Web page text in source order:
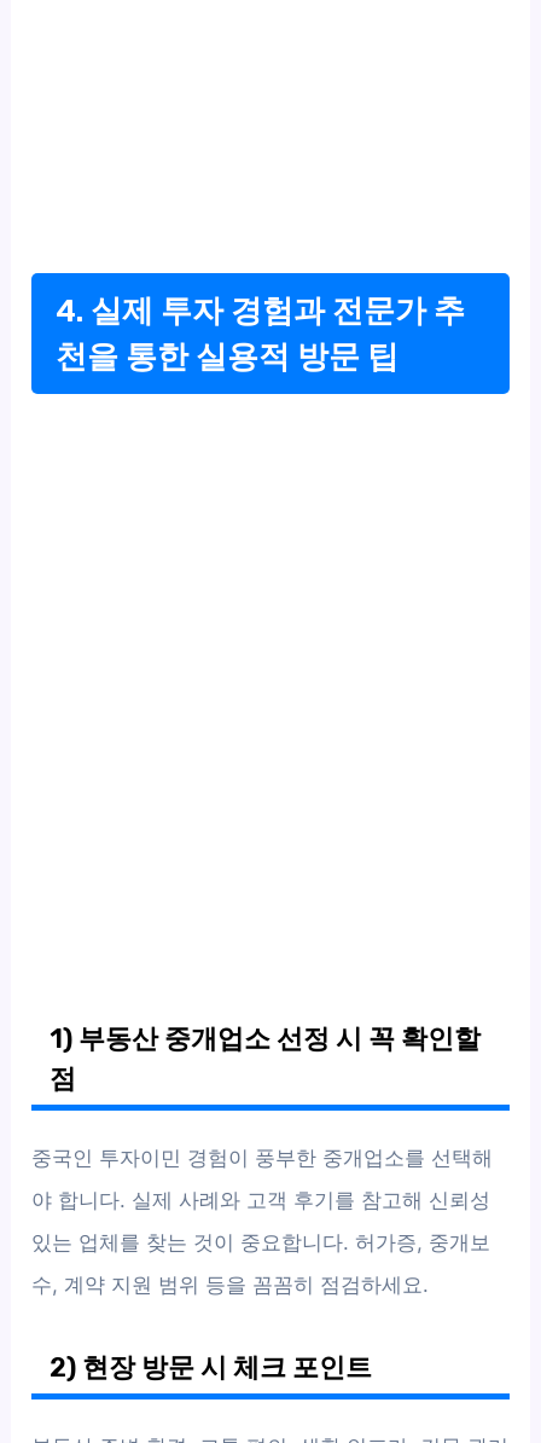
4. 실제 투자 경험과 전문가 추
천을 통한 실용적 방문 팁
1) 부동산 중개업소 선정 시 꼭 확인할
점
중국인 투자이민 경험이 풍부한 중개업소를 선택해
야 합니다. 실제 사례와 고객 후기를 참고해 신뢰성
있는 업체를 찾는 것이 중요합니다. 허가증, 중개보
수, 계약 지원 범위 등을 꼼꼼히 점검하세요.
2) 현장 방문 시 체크 포인트